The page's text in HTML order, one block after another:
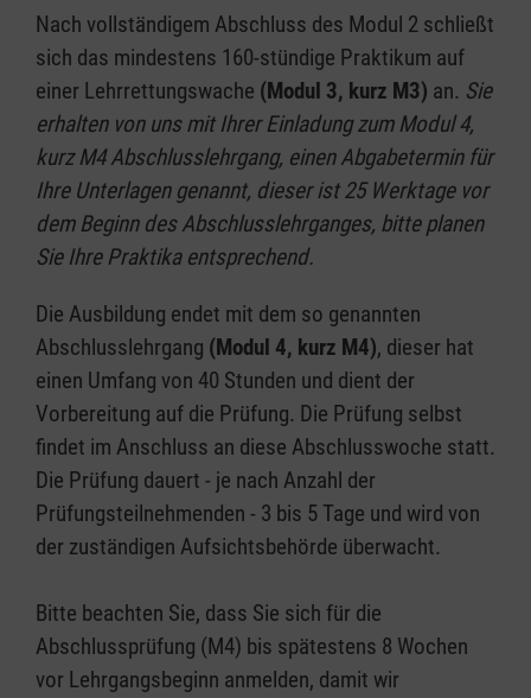
Nach vollständigem Abschluss des Modul 2 schließt
sich das mindestens 160-stündige Praktikum auf
einer Lehrrettungswache (Modul 3, kurz M3) an. Sie
erhalten von uns mit Ihrer Einladung zum Modul 4,
kurz M4 Abschlusslehrgang, einen Abgabetermin für
Ihre Unterlagen genannt, dieser ist 25 Werktage vor
dem Beginn des Abschlusslehrganges, bitte planen
Sie Ihre Praktika entsprechend.
Die Ausbildung endet mit dem so genannten
Abschlusslehrgang (Modul 4, kurz M4), dieser hat
einen Umfang von 40 Stunden und dient der
Vorbereitung auf die Prüfung. Die Prüfung selbst
findet im Anschluss an diese Abschlusswoche statt.
Die Prüfung dauert - je nach Anzahl der
Prüfungsteilnehmenden - 3 bis 5 Tage und wird von
der zuständigen Aufsichtsbehörde überwacht.
Bitte beachten Sie, dass Sie sich für die
Abschlussprüfung (M4) bis spätestens 8 Wochen
vor Lehrgangsbeginn anmelden, damit wir